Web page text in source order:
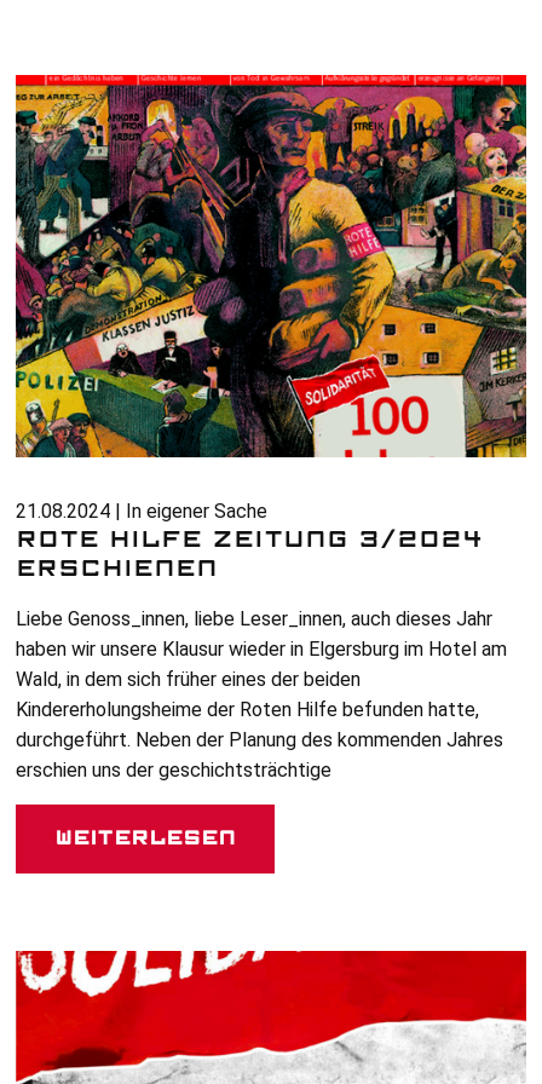
21.08.2024 | In eigener Sache
ROTE HILFE ZEITUNG 3/2024
ERSCHIENEN
Liebe Genoss_innen, liebe Leser_innen, auch dieses Jahr
haben wir unsere Klausur wieder in Elgersburg im Hotel am
Wald, in dem sich früher eines der beiden
Kindererholungsheime der Roten Hilfe befunden hatte,
durchgeführt. Neben der Planung des kommenden Jahres
erschien uns der geschichtsträchtige
Weiterlesen